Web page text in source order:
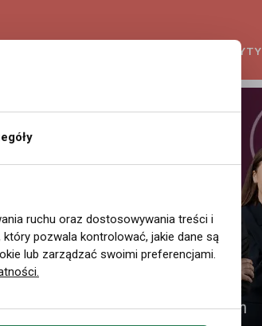
KREDYTY
ruchu oraz dostosowywania treści i
pozwala kontrolować, jakie dane są
lub zarządzać swoimi preferencjami.